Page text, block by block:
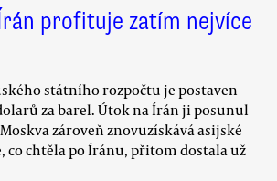
profituje zatím nejvíce
státního rozpočtu je postaven
za barel. Útok na Írán ji posunul
zároveň znovuzískává asijské
co chtěla po Íránu, přitom dostala už